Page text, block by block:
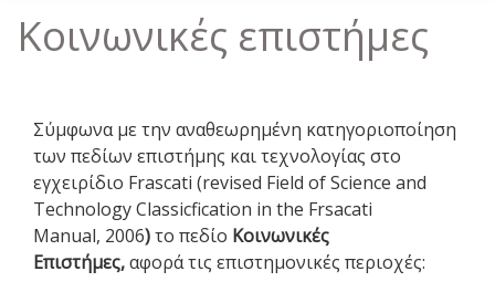
Κοινωνικές επιστήμες
Σύμφωνα με την αναθεωρημένη κατηγοριοποίηση
των πεδίων επιστήμης και τεχνολογίας στο
εγχειρίδιο Frascati (revised Field of Science and
Technology Classicfication in the Frsacati
Manual, 2006)το πεδίο Κοινωνικές
Επιστήμες,αφορά τις επιστημονικές περιοχές: